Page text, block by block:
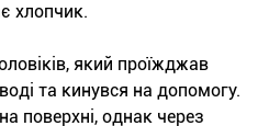
хлопчик.
який проїжджав
та кинувся на допомогу.
поверхні, однак через